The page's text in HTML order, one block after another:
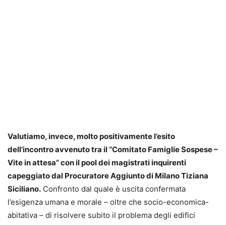
Valutiamo, invece, molto positivamente l’esito
dell’incontro avvenuto tra il “Comitato Famiglie Sospese –
Vite in attesa” con il pool dei magistrati inquirenti
capeggiato dal Procuratore Aggiunto di Milano Tiziana
Siciliano. Confronto dal quale è uscita confermata
l’esigenza umana e morale – oltre che socio-economica-
abitativa – di risolvere subito il problema degli edifici